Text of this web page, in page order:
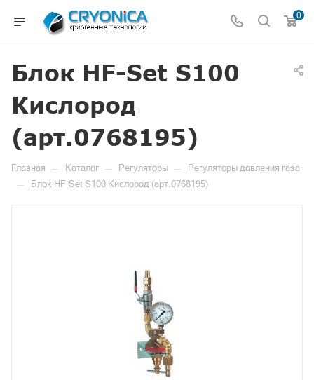
0
Блок HF-Set S100
Кислород
(арт.0768195)
Главная — Каталог — Регуляторы — Регуляторы давления газа
— Блок HF-Set S100 Кислород (арт.0768195)